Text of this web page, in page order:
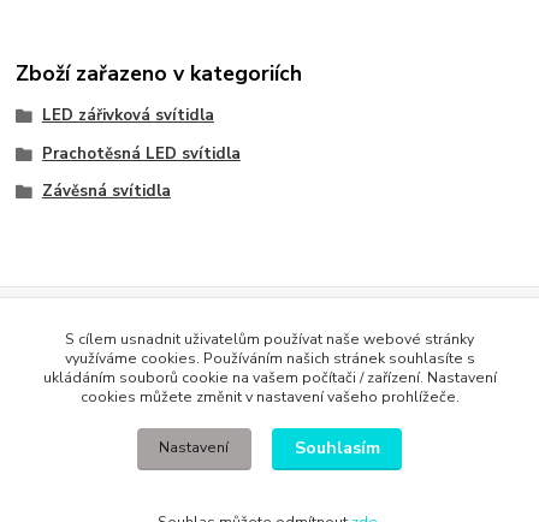
Zboží zařazeno v kategoriích
LED zářivková svítidla
Prachotěsná LED svítidla
Závěsná svítidla
Podle zákona o evidenci tržeb je prodávající povinen vystavit
kupujícímu účtenku. Zároveň je povinen zaevidovat přijatou tržbu u
správce daně online; v případě technického výpadku pak nejpozději do
S cílem usnadnit uživatelům používat naše webové stránky
využíváme cookies. Používáním našich stránek souhlasíte s
ukládáním souborů cookie na vašem počítači / zařízení. Nastavení
cookies můžete změnit v nastavení vašeho prohlížeče.
Nastavení Souhlasím